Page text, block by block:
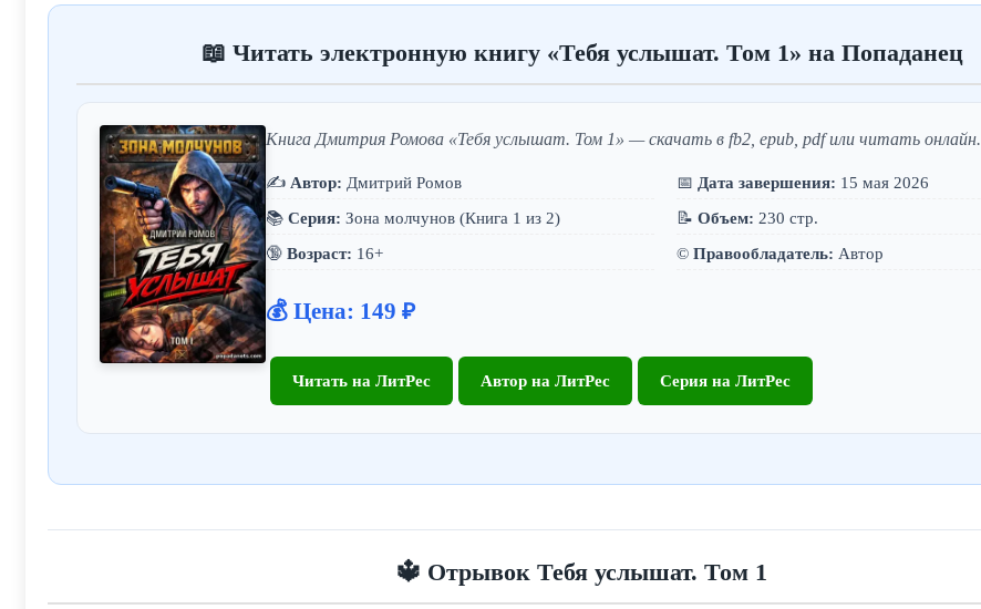
📖 Читать электронную книгу «Тебя услышат. Том 1» на Попаданец
Книга Дмитрия Ромова «Тебя услышат. Том 1» — скачать в fb2, epub, pdf или читать онлайн.
✍️ Автор: Дмитрий Ромов
📚 Серия: Зона молчунов (Книга 1 из 2)
🔞 Возраст: 16+
📅 Дата завершения: 15 мая 2026
📝 Объем: 230 стр.
©️ Правообладатель: Автор
💰 Цена: 149 ₽
Читать на ЛитРес Автор на ЛитРес Серия на ЛитРес
🔱 Отрывок Тебя услышат. Том 1